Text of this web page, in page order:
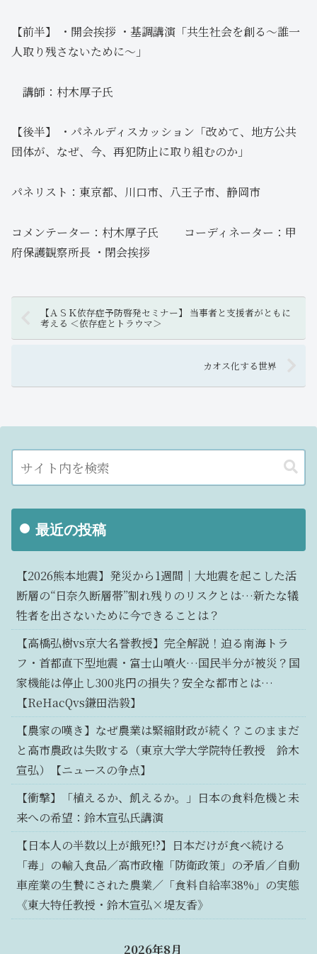
【前半】 ・開会挨拶 ・基調講演「共生社会を創る～誰一
人取り残さないために～」
講師：村木厚子氏
【後半】 ・パネルディスカッション「改めて、地方公共
団体が、なぜ、今、再犯防止に取り組むのか」
パネリスト：東京都、川口市、八王子市、静岡市
コメンテーター：村木厚子氏 コーディネーター：甲
府保護観察所長 ・閉会挨拶
【ＡＳＫ依存症予防啓発セミナー】 当事者と支援者がともに
考える ＜依存症とトラウマ＞
カオス化する世界
最近の投稿
【2026熊本地震】発災から1週間｜大地震を起こした活
断層の“日奈久断層帯”割れ残りのリスクとは…新たな犠
牲者を出さないために今できることは？
【高橋弘樹vs京大名誉教授】完全解説！迫る南海トラ
フ・首都直下型地震・富士山噴火…国民半分が被災？国
家機能は停止し300兆円の損失？安全な都市とは…
【ReHacQvs鎌田浩毅】
【農家の嘆き】なぜ農業は緊縮財政が続く？このままだ
と高市農政は失敗する（東京大学大学院特任教授 鈴木
宣弘）【ニュースの争点】
【衝撃】「植えるか、飢えるか。」日本の食料危機と未
来への希望：鈴木宣弘氏講演
【日本人の半数以上が餓死!?】日本だけが食べ続ける
「毒」の輸入食品／高市政権「防衛政策」の矛盾／自動
車産業の生贄にされた農業／「食料自給率38%」の実態
《東大特任教授・鈴木宣弘×堤友香》
2026年8月